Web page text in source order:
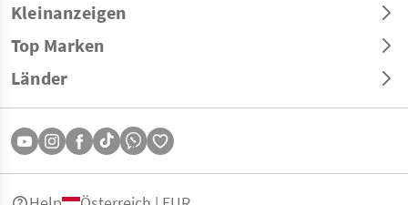
Kleinanzeigen
Top Marken
Länder